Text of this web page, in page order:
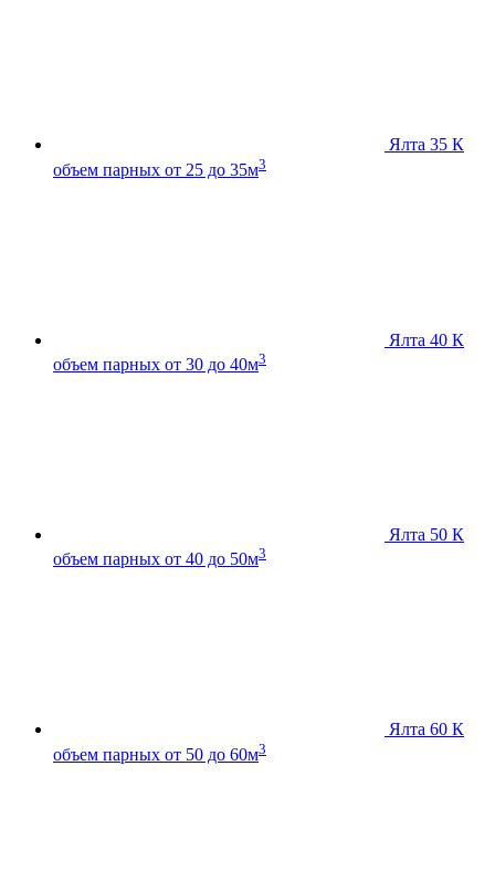
Ялта 35 К
объем парных от 25 до 35м3
Ялта 40 К
объем парных от 30 до 40м3
Ялта 50 К
объем парных от 40 до 50м3
Ялта 60 К
объем парных от 50 до 60м3